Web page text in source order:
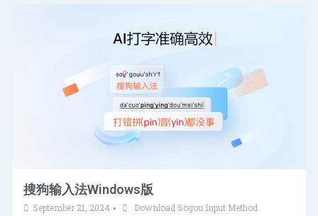
搜狗输入法Windows版
September 21, 2024 • Download Sogou Input Method